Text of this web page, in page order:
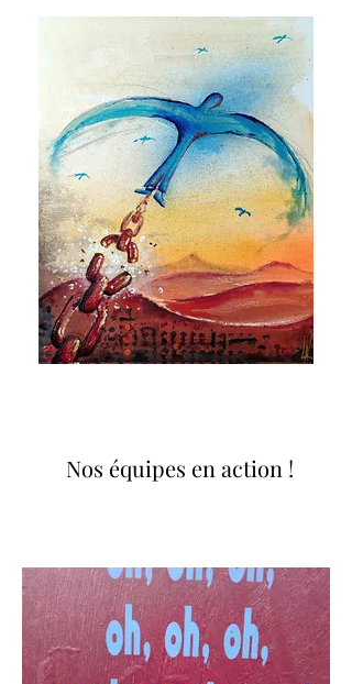
Nos équipes en action !